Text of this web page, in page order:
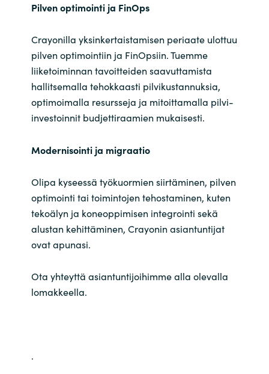
Pilven optimointi ja FinOps
Crayonilla yksinkertaistamisen periaate ulottuu
pilven optimointiin ja FinOpsiin. Tuemme
liiketoiminnan tavoitteiden saavuttamista
hallitsemalla tehokkaasti pilvikustannuksia,
optimoimalla resursseja ja mitoittamalla pilvi-
investoinnit budjettiraamien mukaisesti.
Modernisointi ja migraatio
Olipa kyseessä työkuormien siirtäminen, pilven
optimointi tai toimintojen tehostaminen, kuten
tekoälyn ja koneoppimisen integrointi sekä
alustan kehittäminen, Crayonin asiantuntijat
ovat apunasi.
Ota yhteyttä asiantuntijoihimme alla olevalla
lomakkeella.
.